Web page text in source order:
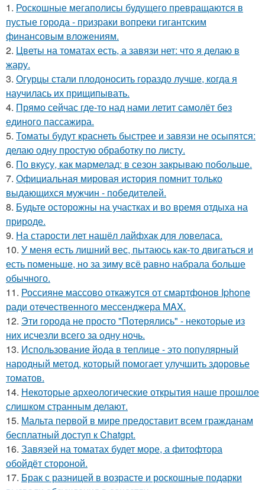
1. Роскошные мегаполисы будущего превращаются в
пустые города - призраки вопреки гигантским
финансовым вложениям.
2. Цветы на томатах есть, а завязи нет: что я делаю в
жару.
3. Огурцы стали плодоносить гораздо лучше, когда я
научилась их прищипывать.
4. Прямо сейчас где-то над нами летит самолёт без
единого пассажира.
5. Томаты будут краснеть быстрее и завязи не осыпятся:
делаю одну простую обработку по листу.
6. По вкусу, как мармелад: в сезон закрываю побольше.
7. Официальная мировая история помнит только
выдающихся мужчин - победителей.
8. Будьте осторожны на участках и во время отдыха на
природе.
9. На старости лет нашёл лайфхак для ловеласа.
10. У меня есть лишний вес, пытаюсь как-то двигаться и
есть поменьше, но за зиму всё равно набрала больше
обычного.
11. Россияне массово откажутся от смартфонов Iphone
ради отечественного мессенджера MAX.
12. Эти города не просто "Потерялись" - некоторые из
них исчезли всего за одну ночь.
13. Использование йода в теплице - это популярный
народный метод, который помогает улучшить здоровье
томатов.
14. Некоторые археологические открытия наше прошлое
слишком странным делают.
15. Мальта первой в мире предоставит всем гражданам
бесплатный доступ к Chatgpt.
16. Завязей на томатах будет море, а фитофтора
обойдёт стороной.
17. Брак с разницей в возрасте и роскошные подарки